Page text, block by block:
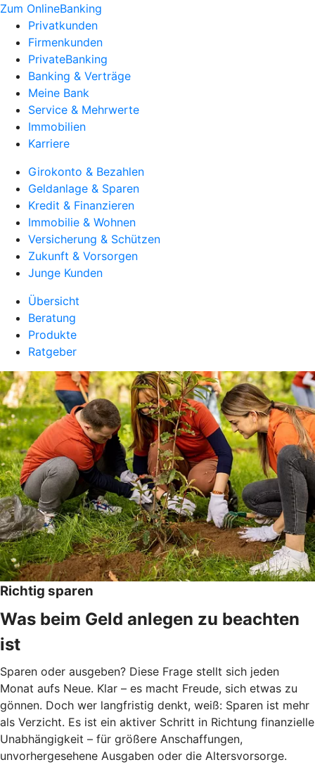
Zum OnlineBanking
Privatkunden
Firmenkunden
PrivateBanking
Banking & Verträge
Meine Bank
Service & Mehrwerte
Immobilien
Karriere
Girokonto & Bezahlen
Geldanlage & Sparen
Kredit & Finanzieren
Immobilie & Wohnen
Versicherung & Schützen
Zukunft & Vorsorgen
Junge Kunden
Übersicht
Beratung
Produkte
Ratgeber
Richtig sparen
Was beim Geld anlegen zu beachten
ist
Sparen oder ausgeben? Diese Frage stellt sich jeden
Monat aufs Neue. Klar – es macht Freude, sich etwas zu
gönnen. Doch wer langfristig denkt, weiß: Sparen ist mehr
als Verzicht. Es ist ein aktiver Schritt in Richtung finanzielle
Unabhängigkeit – für größere Anschaffungen,
unvorhergesehene Ausgaben oder die Altersvorsorge.